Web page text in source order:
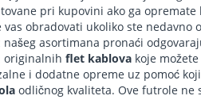
pri kupovini ako ga
vas obradovati ukoliko ste
asortimana pronaći
originalnih flet kablova koje
i dodatne opreme uz pomoć
odličnog kvaliteta. Ove futrole